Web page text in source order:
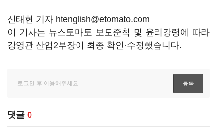
신태현 기자 htenglish@etomato.com
이 기사는 뉴스토마토 보도준칙 및 윤리강령에 따라
강영관 산업2부장이 최종 확인·수정했습니다.
댓글 0